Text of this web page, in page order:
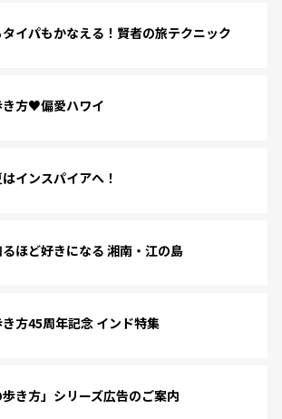
イパもかなえる！賢者の旅テクニック
き方♥偏愛ハワイ
インスパイアへ！
ほど好きになる 湘南・江の島
方45周年記念 インド特集
歩き方」シリーズ広告のご案内